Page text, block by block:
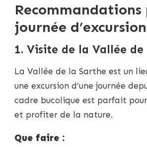
Recommandations
journée d’excursion
1. Visite de la Vallée
La Vallée de la Sarthe est un
une excursion d’une journée
cadre bucolique est parfait
et profiter de la nature.
Que faire :